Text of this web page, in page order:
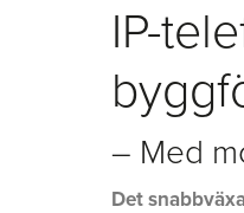
IP-
– Med
Det